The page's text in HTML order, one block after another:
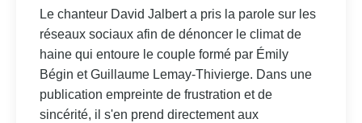
Le chanteur David Jalbert a pris la parole sur les
réseaux sociaux afin de dénoncer le climat de
haine qui entoure le couple formé par Émily
Bégin et Guillaume Lemay-Thivierge. Dans une
publication empreinte de frustration et de
sincérité, il s'en prend directement aux